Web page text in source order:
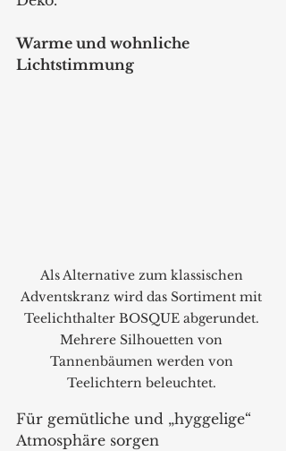
Warme und wohnliche
Lichtstimmung
Als Alternative zum klassischen
Adventskranz wird das Sortiment mit
Teelichthalter BOSQUE abgerundet.
Mehrere Silhouetten von
Tannenbäumen werden von
Teelichtern beleuchtet.
Für gemütliche und „hyggelige“
Atmosphäre sorgen